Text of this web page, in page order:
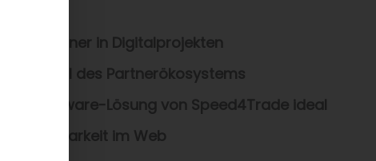
on-Partner in Digitalprojekten
nun Teil des Partnerökosystems
Middleware-Lösung von Speed4Trade ideal
Sichtbarkeit im Web